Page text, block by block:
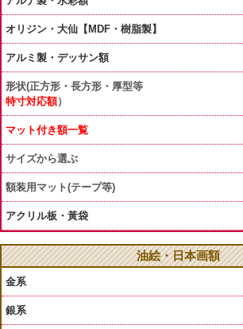
オリジン・大仙【MDF・樹脂製】
アルミ製・デッサン額
形状(正方形・長方形・厚型等
特寸対応額）
マット付き額一覧
サイズから選ぶ
額装用マット(テープ等)
アクリル板・黃袋
油絵・日本画額
金系
銀系